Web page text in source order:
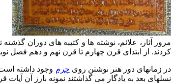
مرور آثار، علائم، نوشته ها و کتیبه های دوران
کردند. از ابتدای قرن چهارم تا قرن نهم و دهم فصل
در زمانهای دور هنر نوشتن روی چرم وجود داشته است
نسلهای بعد به یادگار می گذاشتند نمونه بارز آن